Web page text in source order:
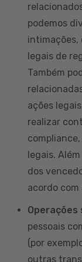
podemos
intimações,
legais de
Também
ações
realizar
legais.
dos
acordo com
pessoais
(por
outras